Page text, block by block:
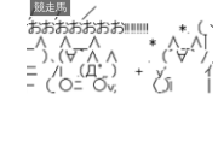
競走馬